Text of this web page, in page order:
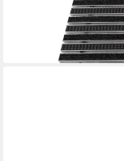
mm, für Innen- und
lieferbar - in 2-3